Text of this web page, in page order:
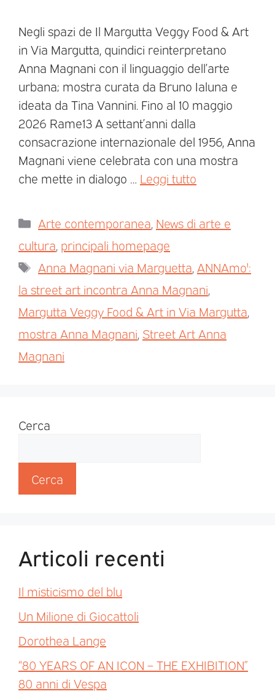
Negli spazi de Il Margutta Veggy Food & Art
in Via Margutta, quindici reinterpretano
Anna Magnani con il linguaggio dell’arte
urbana; mostra curata da Bruno Ialuna e
ideata da Tina Vannini. Fino al 10 maggio
2026 Rame13 A settant’anni dalla
consacrazione internazionale del 1956, Anna
Magnani viene celebrata con una mostra
che mette in dialogo … Leggi tutto
Arte contemporanea News di arte e
cultura principali homepage
Anna Magnani via Marguetta ANNAmo':
la street art incontra Anna Magnani
Margutta Veggy Food & Art in Via Margutta
mostra Anna Magnani Street Art Anna
Magnani
Cerca
Cerca
Articoli recenti
Il misticismo del blu
Un Milione di Giocattoli
Dorothea Lange
“80 YEARS OF AN ICON – THE EXHIBITION”
80 anni di Vespa